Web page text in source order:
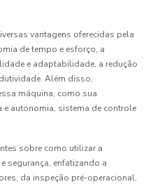
vantagens oferecidas pela
de tempo e esforço, a
e adaptabilidade, a redução
Além disso,
máquina, como sua
e autonomia, sistema de controle
sobre como utilizar a
segurança, enfatizando a
da inspeção pré-operacional,